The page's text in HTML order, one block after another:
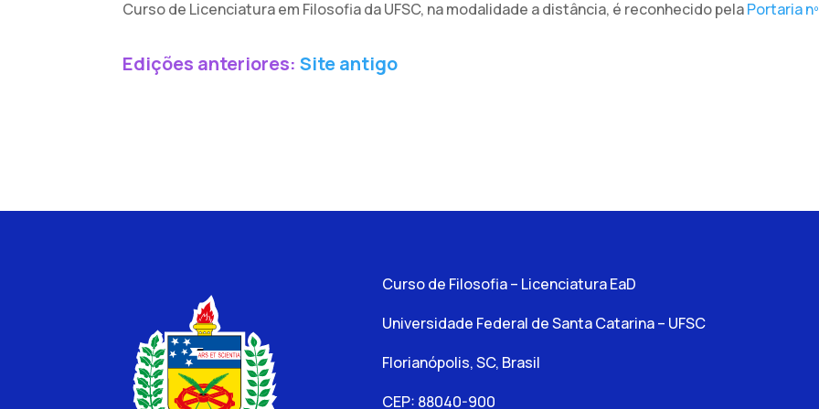
Curso de Licenciatura em Filosofia da UFSC, na modalidade a distância, é reconhecido pelaPortaria
Edições anteriores:Site antigo
Curso de Filosofia – Licenciatura EaD
Universidade Federal de Santa Catarina – UFSC
Florianópolis, SC, Brasil
CEP: 88040-900